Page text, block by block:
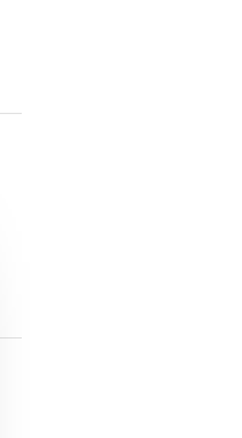
questo prodotto.